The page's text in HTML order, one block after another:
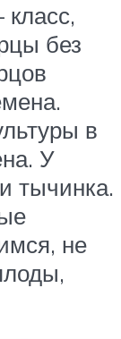
класс,
без
в
У
тычинка.
не